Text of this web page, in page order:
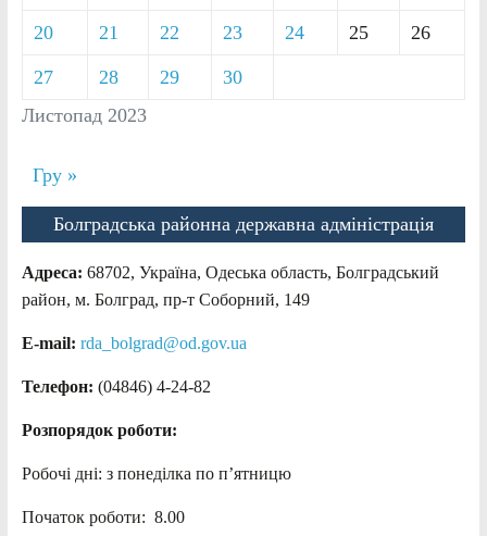
Листопад 2023
20 21 22 23 24 25 26
27 28 29 30
Гру »
Болградська районна державна адміністрація
Адреса: 68702, Україна, Одеська область, Болградський
район, м. Болград, пр-т Соборний, 149
E-mail: rda_bolgrad@od.gov.ua
Телефон: (04846) 4-24-82
Розпорядок роботи:
Робочі дні: з понеділка по п’ятницю
Початок роботи: 8.00